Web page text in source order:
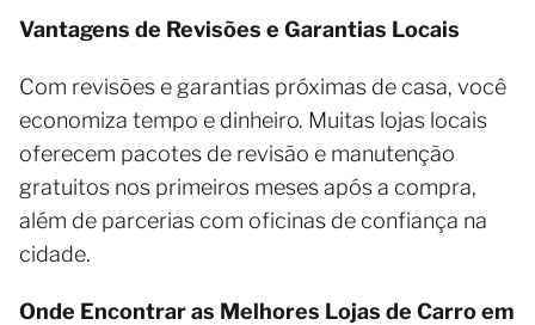
Vantagens de Revisões e Garantias Locais
Com revisões e garantias próximas de casa, você
economiza tempo e dinheiro. Muitas lojas locais
oferecem pacotes de revisão e manutenção
gratuitos nos primeiros meses após a compra,
além de parcerias com oficinas de confiança na
cidade.
Onde Encontrar as Melhores Lojas de Carro em